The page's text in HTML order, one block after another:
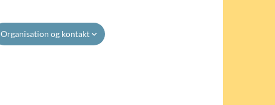
Organisation og kontakt